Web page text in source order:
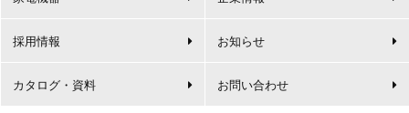
採用情報 お知らせ
カタログ・資料 お問い合わせ